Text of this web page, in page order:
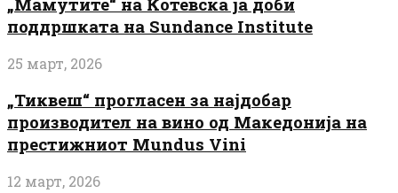
поддршката на Sundance Institute
25 март, 2026
„Тиквеш“ прогласен за најдобар
производител на вино од Македонија на
престижниот Mundus Vini
12 март, 2026